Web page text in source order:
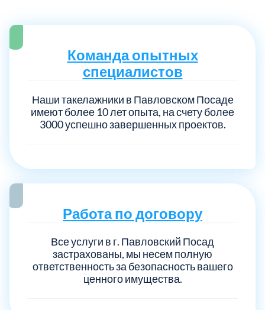
Команда опытных
специалистов
Наши такелажники в Павловском Посаде
имеют более 10 лет опыта, на счету более
3000 успешно завершенных проектов.
Работа по договору
Все услуги в г. Павловский Посад
застрахованы, мы несем полную
ответственность за безопасность вашего
ценного имущества.